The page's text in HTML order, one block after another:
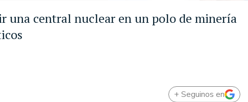
una central nuclear en un polo de minería
+ Seguinos en